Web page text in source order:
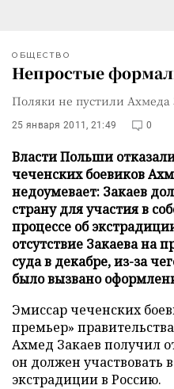
ОБЩЕСТВО
Непростые
Поляки не пустили Ахмеда
25 января 2011, 21:49 0
Власти Польши
чеченских боевиков
недоумевает: Закаев
страну для участия в
процессе об
отсутствие Закаева на
суда в декабре, из-за
было вызвано
Эмиссар чеченских
премьер»
Ахмед Закаев получил
он должен участвовать в
экстрадиции в Россию.